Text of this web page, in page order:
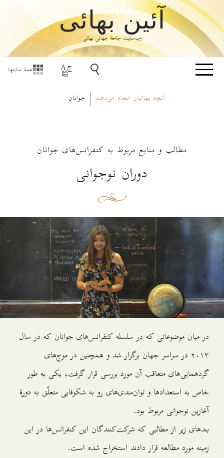
آئین بهائی
وب‌سایت جامعۀ جهانی بهائی
همهٔ سایتها
آنچه بهائیان انجام می‌دهند جوانان
مطالب و منابع مربوط به کنفرانس‌های جوانان
دوران نوجوانی
در میان موضوعاتی که در سلسله کنفرانس‌های جوانان که در سال
۲۰۱۳ در سراسر جهان برگزار شد و همچنین در موج‌های
گردهمایی‌های متعاقب آن مورد بررسی قرار گرفت، یکی به طور
خاص به استعدادها و توان‌مندی‌های رو به شکوفایی متعلّق به دورۀ
آغازین نوجوانی مربوط بود.
بندهای زیر از مطالبی که شرکت‌کنندگان این کنفرانس‌ها در این
زمینه مورد مطالعه قرار دادند استخراج شده است.